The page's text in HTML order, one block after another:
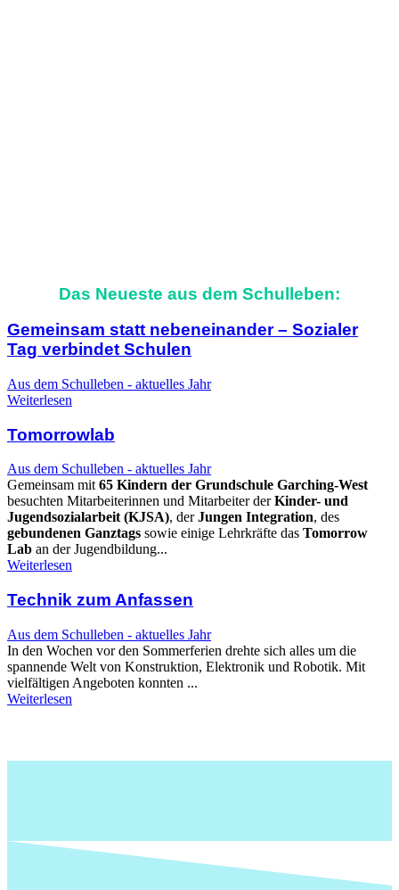
Das Neueste aus dem Schulleben:
Gemeinsam statt nebeneinander – Sozialer
Tag verbindet Schulen
Aus dem Schulleben - aktuelles Jahr
Weiterlesen
Tomorrowlab
Aus dem Schulleben - aktuelles Jahr
Gemeinsam mit65 Kindern der Grundschule Garching-West
besuchten Mitarbeiterinnen und Mitarbeiter derKinder- und
Jugendsozialarbeit (KJSA), derJungen Integration, des
gebundenen Ganztags sowie einige Lehrkräfte das Tomorrow
Lab an der Jugendbildung...
Weiterlesen
Technik zum Anfassen
Aus dem Schulleben - aktuelles Jahr
In den Wochen vor den Sommerferien drehte sich alles um die
spannende Welt von Konstruktion, Elektronik und Robotik. Mit
vielfältigen Angeboten konnten ...
Weiterlesen